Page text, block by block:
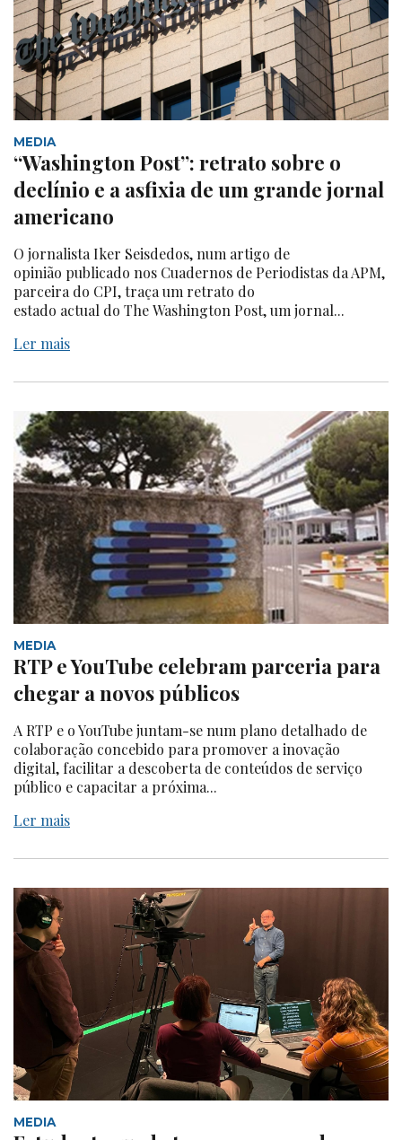
MEDIA
“Washington Post”: retrato sobre o
declínio e a asfixia de um grande jornal
americano
O jornalista Iker Seisdedos, num artigo de
opinião publicado nos Cuadernos de Periodistas da APM,
parceira do CPI, traça um retrato do
estado actual do The Washington Post, um jornal...
Ler mais
MEDIA
RTP e YouTube celebram parceria para
chegar a novos públicos
A RTP e o YouTube juntam-se num plano detalhado de
colaboração concebido para promover a inovação
digital, facilitar a descoberta de conteúdos de serviço
público e capacitar a próxima...
Ler mais
MEDIA